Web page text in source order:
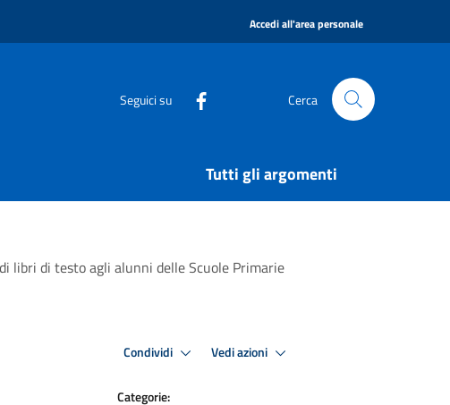
Accedi all'area personale
Seguici su Cerca
Tutti gli argomenti
libri di testo agli alunni delle Scuole Primarie
Condividi Vedi azioni
Categorie: